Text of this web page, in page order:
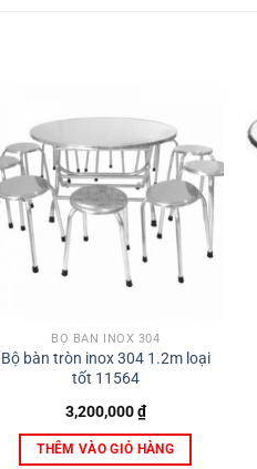
BỘ BÀN INOX 304
Bộ bàn tròn inox 304 1.2m loại
tốt 11564
3,200,000₫
THÊM VÀO GIỎ HÀNG